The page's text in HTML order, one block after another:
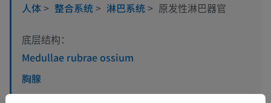
人体> 整合系统> 淋巴系统> 原发性淋巴器官
底层结构：
Medullae rubrae ossium
胸腺